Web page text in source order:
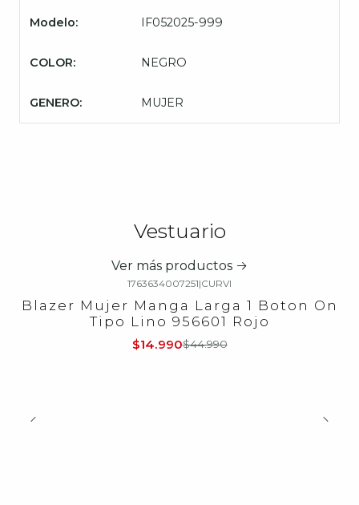
Modelo: IF052025-999
COLOR: NEGRO
GENERO: MUJER
Vestuario
Ver más productos
OFF
1763634007251|CURVI
Blazer Mujer Manga Larga 1 Boton On
Tipo Lino 956601 Rojo
$14.990$44.990